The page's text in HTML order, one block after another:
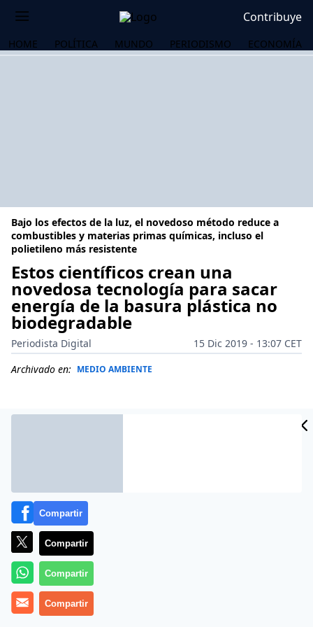
Contribuye
HOME POLÍTICA MUNDO PERIODISMO ECONOMÍA
Bajo los efectos de la luz, el novedoso método reduce a
combustibles y materias primas químicas, incluso el
polietileno más resistente
Estos científicos crean una
novedosa tecnología para sacar
energía de la basura plástica no
biodegradable
Periodista Digital
15 Dic 2019 - 13:07 CET
Archivado en: MEDIO AMBIENTE
Más información
Compartir
Compartir
Compartir
Compartir